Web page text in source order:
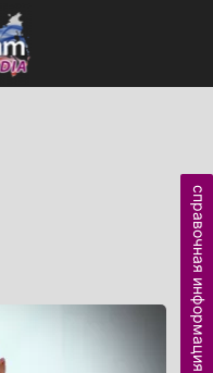
справочная информация